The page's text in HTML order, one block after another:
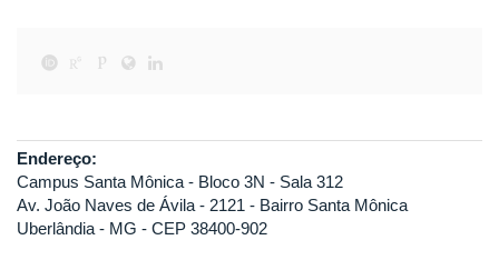
Endereço:
Campus Santa Mônica - Bloco 3N - Sala 312
Av. João Naves de Ávila - 2121 - Bairro Santa Mônica
Uberlândia - MG - CEP 38400-902